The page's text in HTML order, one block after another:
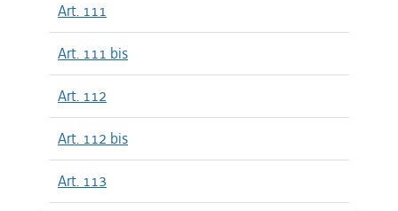
Art. 111
Art. 111 bis
Art. 112
Art. 112 bis
Art. 113